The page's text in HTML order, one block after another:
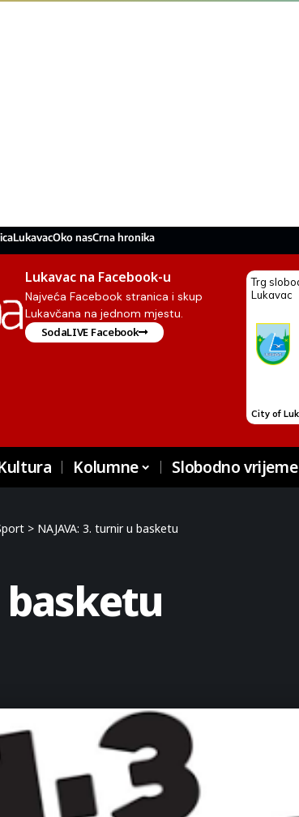
LukavacOko nasCrna hronika
Lukavac na Facebook-u
Najveća Facebook stranica i skup
Lukavčana na jednom mjestu.
SodaLIVE Facebook
Kolumne Slobodno vrijeme
> NAJAVA: 3. turnir u basketu
basketu